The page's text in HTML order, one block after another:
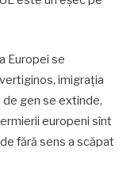
Europei se
imigrația
gen se extinde,
europeni sînt
fără sens a scăpat